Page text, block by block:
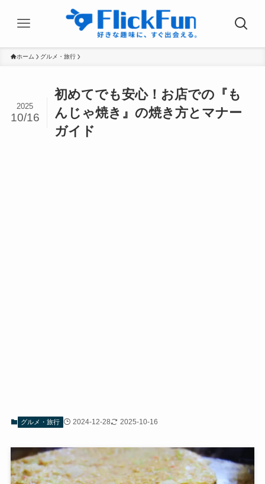
ホーム グルメ・旅行
初めてでも安心！お店での『も
んじゃ焼き』の焼き方とマナー
ガイド
2025
10/16
グルメ・旅行 2024-12-28 2025-10-16